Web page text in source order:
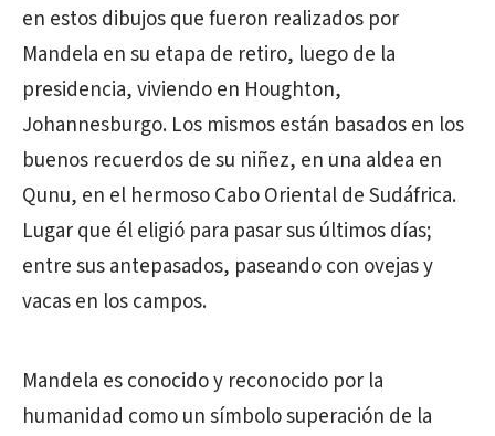
en estos dibujos que fueron realizados por
Mandela en su etapa de retiro, luego de la
presidencia, viviendo en Houghton,
Johannesburgo. Los mismos están basados en los
buenos recuerdos de su niñez, en una aldea en
Qunu, en el hermoso Cabo Oriental de Sudáfrica.
Lugar que él eligió para pasar sus últimos días;
entre sus antepasados, paseando con ovejas y
vacas en los campos.
Mandela es conocido y reconocido por la
humanidad como un símbolo superación de la